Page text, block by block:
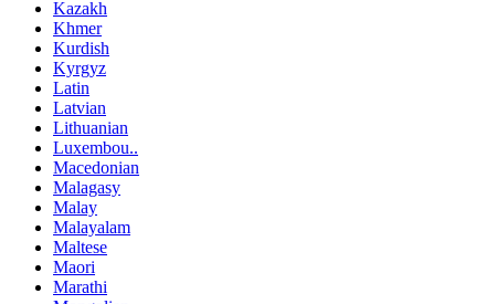
Kazakh
Khmer
Kurdish
Kyrgyz
Latin
Latvian
Lithuanian
Luxembou..
Macedonian
Malagasy
Malay
Malayalam
Maltese
Maori
Marathi